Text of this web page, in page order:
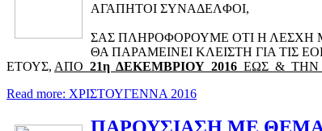
ΑΓΑΠΗΤΟΙ ΣΥΝΑΔΕΛΦΟΙ,
ΣΑΣ ΠΛΗΡΟΦΟΡΟΥΜΕ ΟΤΙ Η ΛΕΣΧΗ
ΘΑ ΠΑΡΑΜΕΙΝΕΙ ΚΛΕΙΣΤΗ ΓΙΑ ΤΙΣ
ΕΤΟΥΣ, ΑΠΟ 21η ΔΕΚΕΜΒΡΙΟΥ 2016 ΕΩΣ & ΤΗΝ
Read more: ΧΡΙΣΤΟΥΓΕΝΝΑ 2016